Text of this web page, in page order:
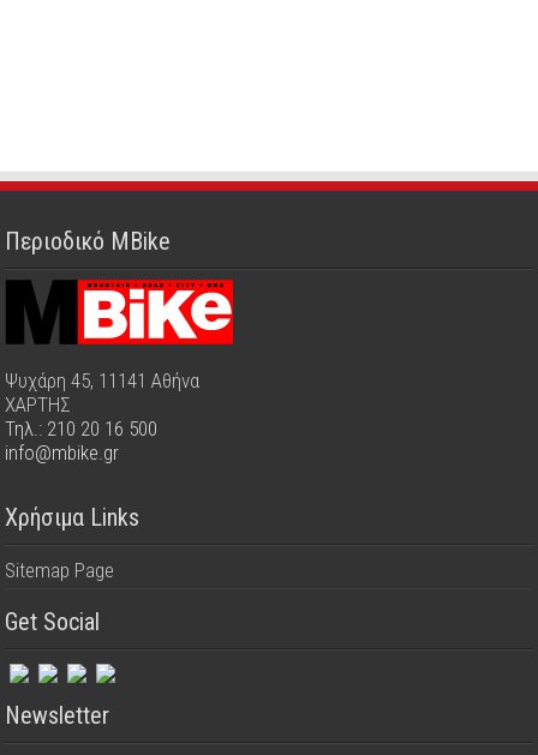
Περιοδικό MBike
Ψυχάρη 45, 11141 Αθήνα
ΧΑΡΤΗΣ
Τηλ.: 210 20 16 500
info@mbike.gr
Χρήσιμα Links
Sitemap Page
Get Social
Newsletter